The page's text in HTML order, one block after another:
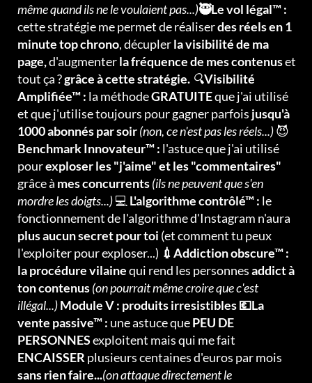
même quand ils ne le voulaient pas...)🥷Le vol légal™ :
cette stratégie me permet de réaliserdes réels en 1
minute top chrono, décuplerla visibilité de ma
page,d'augmenterla fréquence de mes contenuset
tout ça ?grâce à cette stratégie. 🔍Visibilité
Amplifiée™ : la méthodeGRATUITEque j'ai utilisé
et que j'utilise toujours pour gagner parfois jusqu'à
1000 abonnés par soir(non, ce n'est pas les réels...)😈
Benchmark Innovateur™ : l'astuce que j'ai utilisé
pourexploser les "j'aime" et les "commentaires"
grâce à mes concurrents(ils ne peuvent que s'en
mordre les doigts...)💻 L'algorithme contrôlé™ : le
fonctionnement de l'algorithme d'Instagram n'aura
plus aucun secret pour toi (et comment tu peux
l'exploiter pour exploser...) 💉Addiction obscure™ :
la procédure vilainequi rend les personnesaddict à
ton contenus(on pourrait même croire que c'est
illégal...)Module V : produits irresistibles 💶La
vente passive™ : une astuce quePEU DE
PERSONNESexploitent mais qui me fait
ENCAISSER plusieurs centaines d'euros par mois
sans rien faire...(on attaque directement le